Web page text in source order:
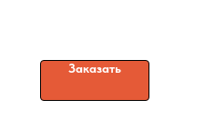
Заказать